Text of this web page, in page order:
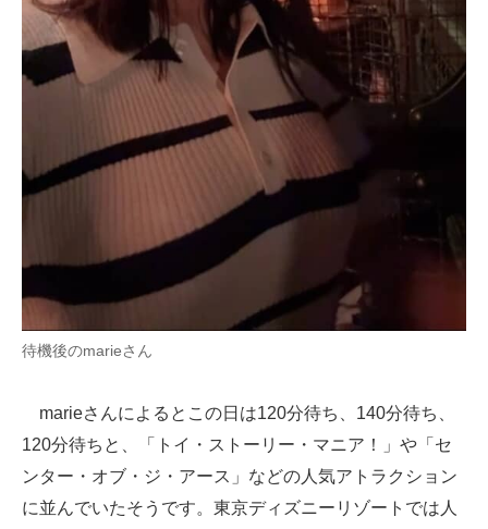
待機後のmarieさん
marieさんによるとこの日は120分待ち、140分待ち、
120分待ちと、「トイ・ストーリー・マニア！」や「セ
ンター・オブ・ジ・アース」などの人気アトラクション
に並んでいたそうです。東京ディズニーリゾートでは人